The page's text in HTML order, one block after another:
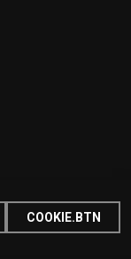
COOKIE.BTN